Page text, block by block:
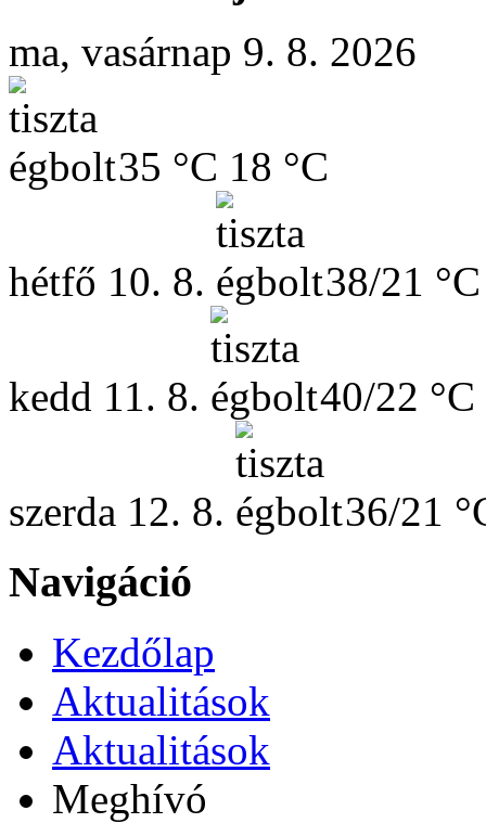
ma, vasárnap 9. 8. 2026
35 °C 18 °C
hétfő 10. 8. 38/21 °C
kedd 11. 8. 40/22 °C
szerda 12. 8. 36/21
Navigáció
Kezdőlap
Aktualitások
Aktualitások
Meghívó